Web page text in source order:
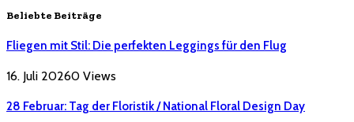
Beliebte Beiträge
Fliegen mit Stil: Die perfekten Leggings für den Flug
16. Juli 20260 Views
28 Februar: Tag der Floristik / National Floral Design Day